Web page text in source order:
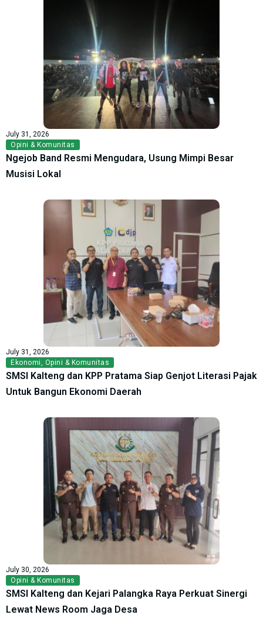
July 31, 2026
Opini & Komunitas
Ngejob Band Resmi Mengudara, Usung Mimpi Besar
Musisi Lokal
July 31, 2026
Ekonomi
Opini & Komunitas
SMSI Kalteng dan KPP Pratama Siap Genjot Literasi Pajak
Untuk Bangun Ekonomi Daerah
July 30, 2026
Opini & Komunitas
SMSI Kalteng dan Kejari Palangka Raya Perkuat Sinergi
Lewat News Room Jaga Desa